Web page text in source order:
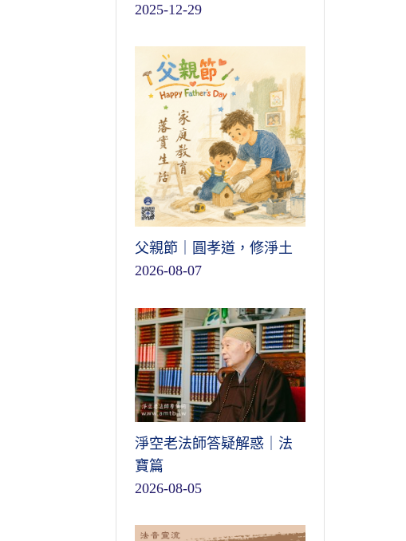
2025-12-29
父親節｜圓孝道，修淨土
2026-08-07
淨空老法師答疑解惑｜法
寶篇
2026-08-05